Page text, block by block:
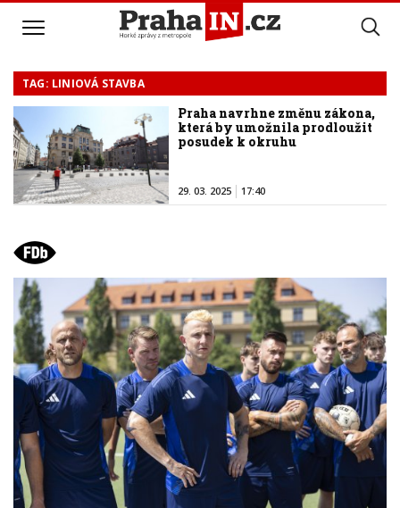
TAG: LINIOVÁ STAVBA
Praha navrhne změnu zákona,
která by umožnila prodloužit
posudek k okruhu
29. 03. 2025 17:40